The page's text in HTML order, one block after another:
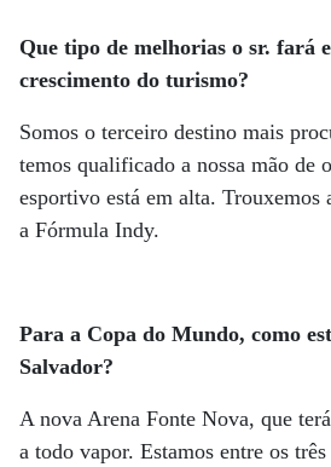
Que tipo de melhorias o sr. fará
crescimento do turismo?
Somos o terceiro destino mais
temos qualificado a nossa mão de
esportivo está em alta. Trouxemos
a Fórmula Indy.
Para a Copa do Mundo, como
Salvador?
A nova Arena Fonte Nova, que
a todo vapor. Estamos entre os